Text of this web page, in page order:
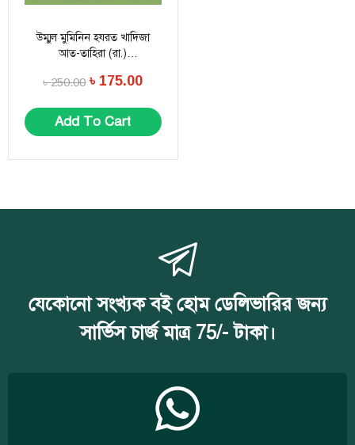
উম্মুল মুমিনিন হযরত খাদিজা
আত-তাহিরা (রা.)
৳250.00 ৳ 175.00
Add To Cart
যেকোনো সংখ্যক বই হোম ডেলিভারির জন্য
সার্ভিস চার্জ মাত্র 75/- টাকা।